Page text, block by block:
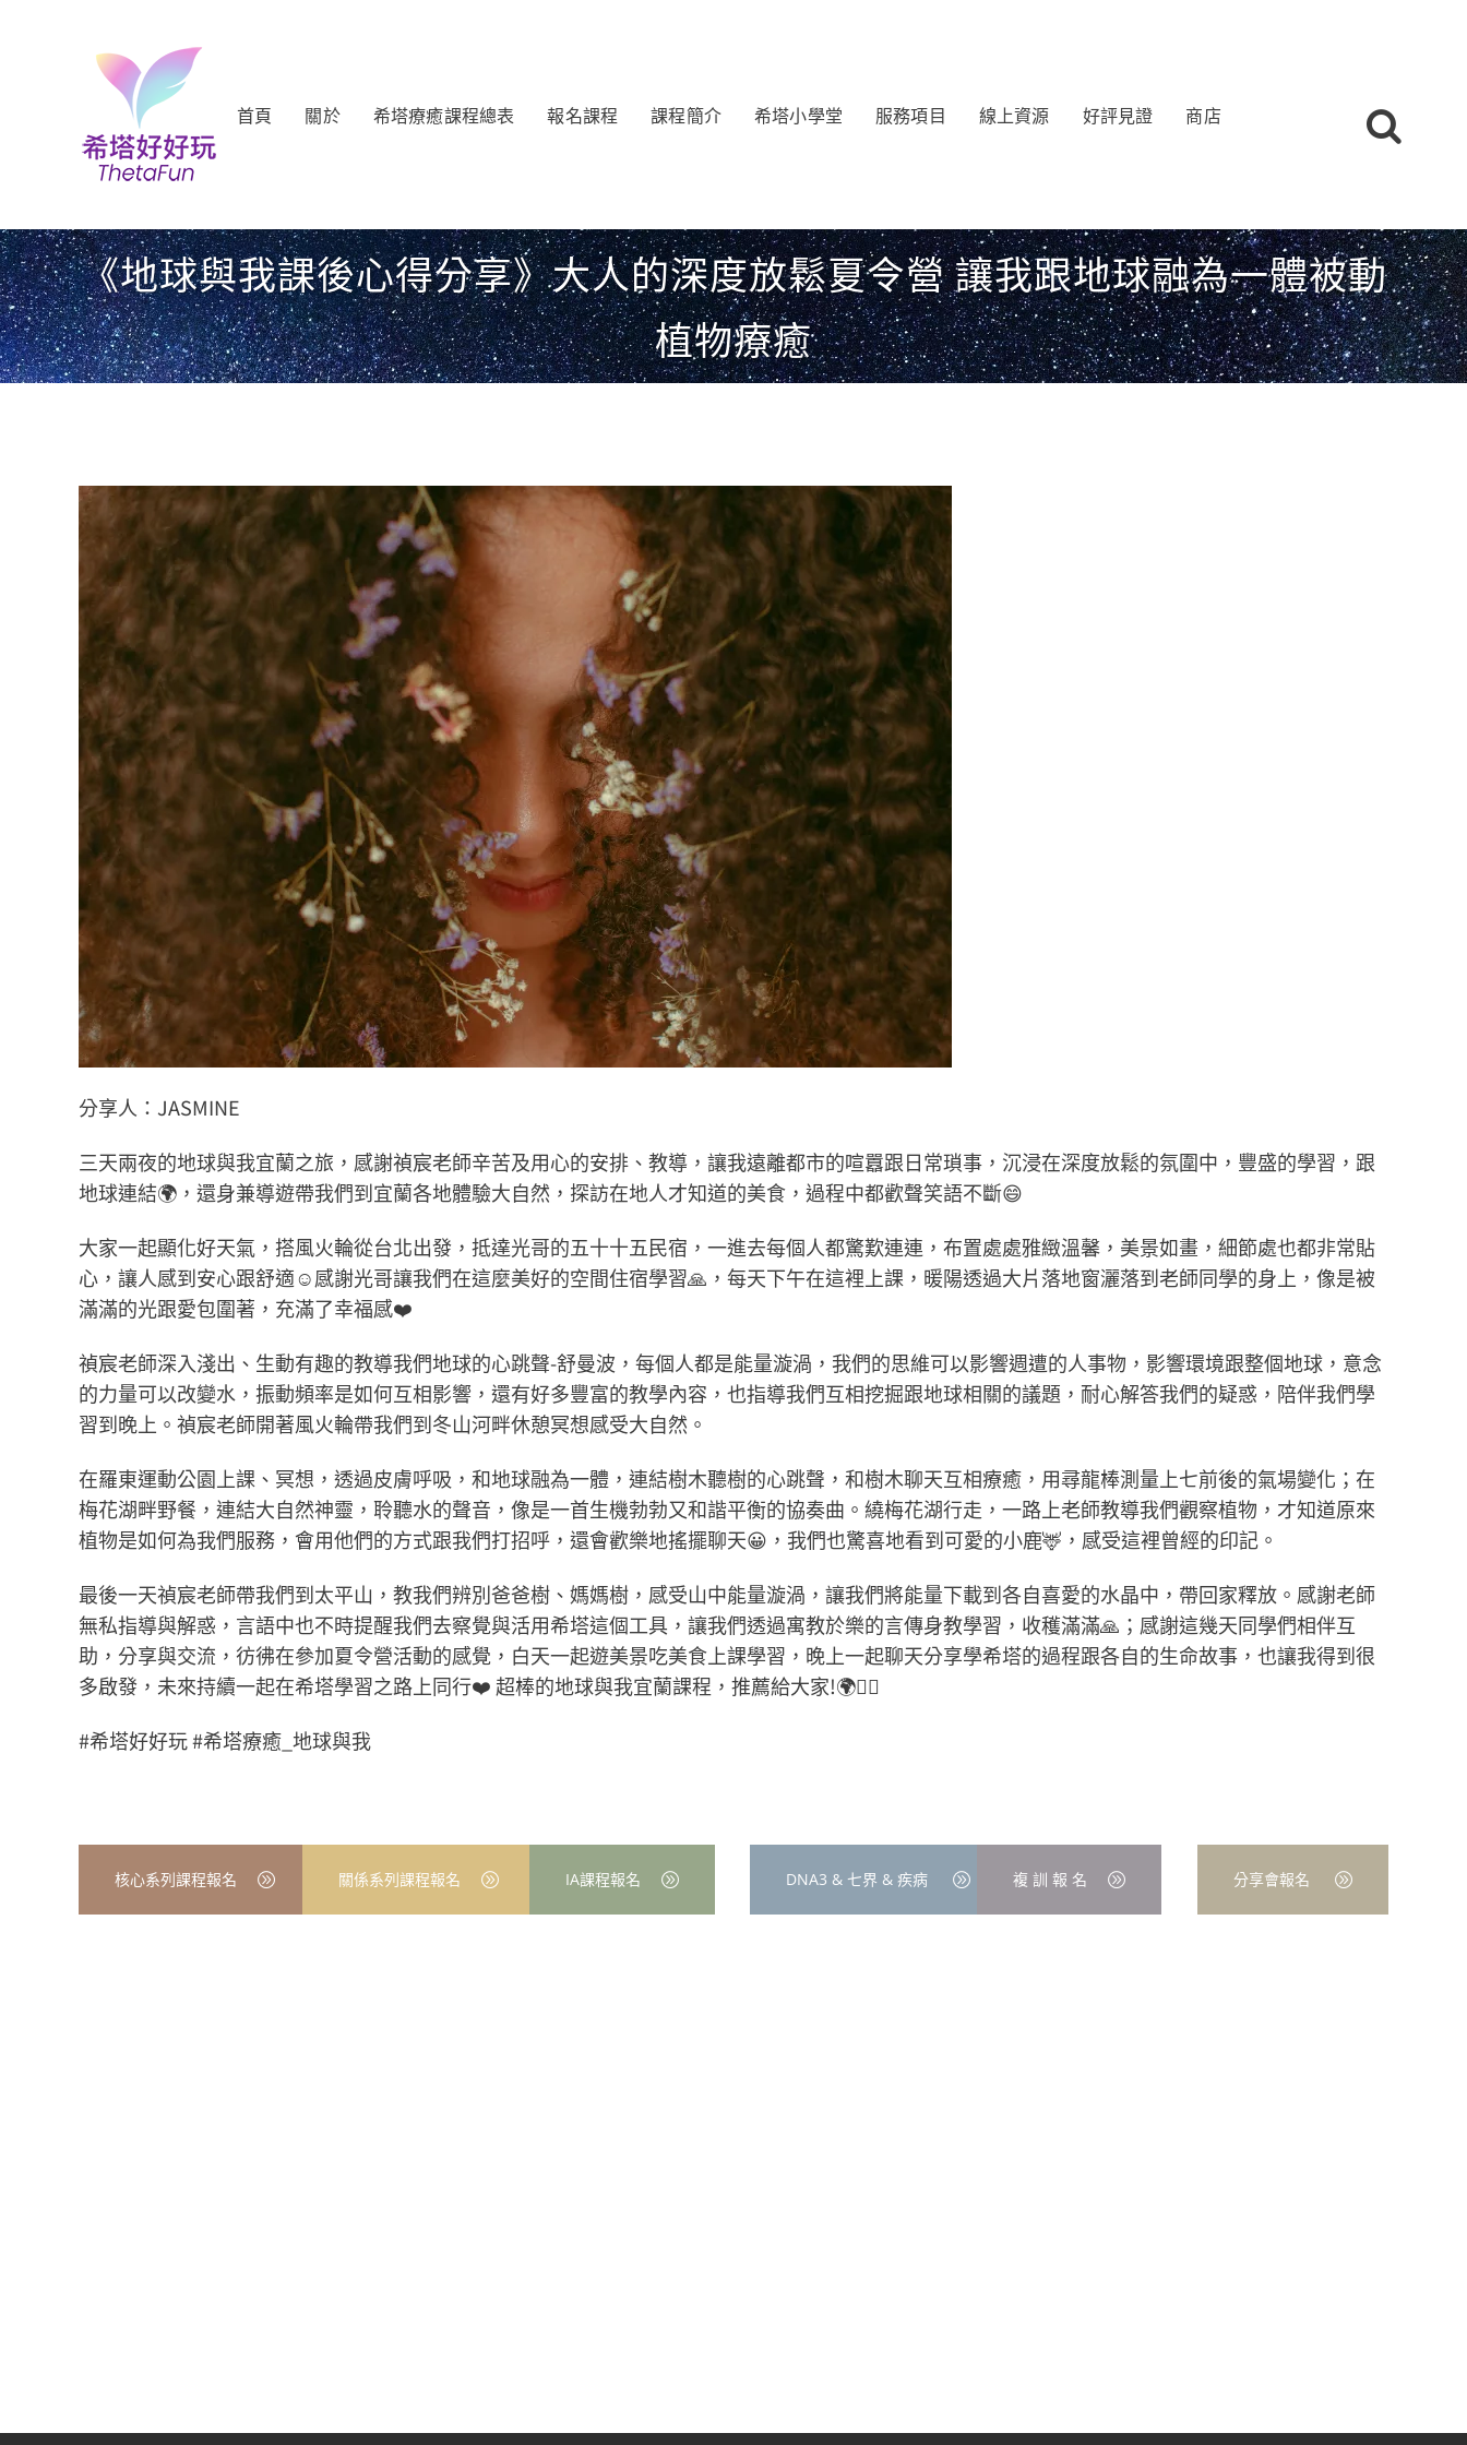
首頁 關於 希塔療癒課程總表 報名課程 課程簡介 希塔小學堂 服務項目 線上資源 好評見證 商店
《地球與我課後心得分享》大人的深度放鬆夏令營 讓我跟地球融為一體被動
植物療癒
分享人：JASMINE
三天兩夜的地球與我宜蘭之旅，感謝禎宸老師辛苦及用心的安排、教導，讓我遠離都市的喧囂跟日常瑣事，沉浸在深度放鬆的氛圍中，豐盛的學習，跟
地球連結🌍，還身兼導遊帶我們到宜蘭各地體驗大自然，探訪在地人才知道的美食，過程中都歡聲笑語不斷😄
大家一起顯化好天氣，搭風火輪從台北出發，抵達光哥的五十十五民宿，一進去每個人都驚歎連連，布置處處雅緻溫馨，美景如畫，細節處也都非常貼
心，讓人感到安心跟舒適☺️感謝光哥讓我們在這麼美好的空間住宿學習🙏，每天下午在這裡上課，暖陽透過大片落地窗灑落到老師同學的身上，像是被
滿滿的光跟愛包圍著，充滿了幸福感❤️
禎宸老師深入淺出、生動有趣的教導我們地球的心跳聲-舒曼波，每個人都是能量漩渦，我們的思維可以影響週遭的人事物，影響環境跟整個地球，意念
的力量可以改變水，振動頻率是如何互相影響，還有好多豐富的教學內容，也指導我們互相挖掘跟地球相關的議題，耐心解答我們的疑惑，陪伴我們學
習到晚上。禎宸老師開著風火輪帶我們到冬山河畔休憩冥想感受大自然。
在羅東運動公園上課、冥想，透過皮膚呼吸，和地球融為一體，連結樹木聽樹的心跳聲，和樹木聊天互相療癒，用尋龍棒測量上七前後的氣場變化；在
梅花湖畔野餐，連結大自然神靈，聆聽水的聲音，像是一首生機勃勃又和諧平衡的協奏曲。繞梅花湖行走，一路上老師教導我們觀察植物，才知道原來
植物是如何為我們服務，會用他們的方式跟我們打招呼，還會歡樂地搖擺聊天😀，我們也驚喜地看到可愛的小鹿🦌，感受這裡曾經的印記。
最後一天禎宸老師帶我們到太平山，教我們辨別爸爸樹、媽媽樹，感受山中能量漩渦，讓我們將能量下載到各自喜愛的水晶中，帶回家釋放。感謝老師
無私指導與解惑，言語中也不時提醒我們去察覺與活用希塔這個工具，讓我們透過寓教於樂的言傳身教學習，收穫滿滿🙏；感謝這幾天同學們相伴互
助，分享與交流，彷彿在參加夏令營活動的感覺，白天一起遊美景吃美食上課學習，晚上一起聊天分享學希塔的過程跟各自的生命故事，也讓我得到很
多啟發，未來持續一起在希塔學習之路上同行❤️ 超棒的地球與我宜蘭課程，推薦給大家!🌍👍🏻
#希塔好好玩 #希塔療癒_地球與我
核心系列課程報名 關係系列課程報名 IA課程報名 DNA3 & 七界 & 疾病 複 訓 報 名 分享會報名